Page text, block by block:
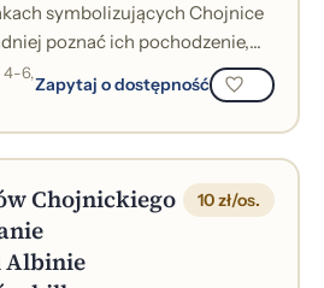
symbolizujących Chojnice
poznać ich pochodzenie,
w ich wizerunku...
4-6,
Zapytaj o dostępność
Chojnickiego
Albinie
10 zł/os.